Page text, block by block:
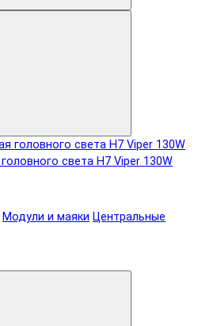
света H7 Viper 130W
Модули и маяки Центральные